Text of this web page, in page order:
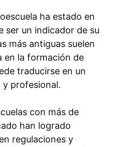
ha estado en
ser un indicador de su
más antiguas suelen
en la formación de
traducirse en un
profesional.
con más de
han logrado
regulaciones y